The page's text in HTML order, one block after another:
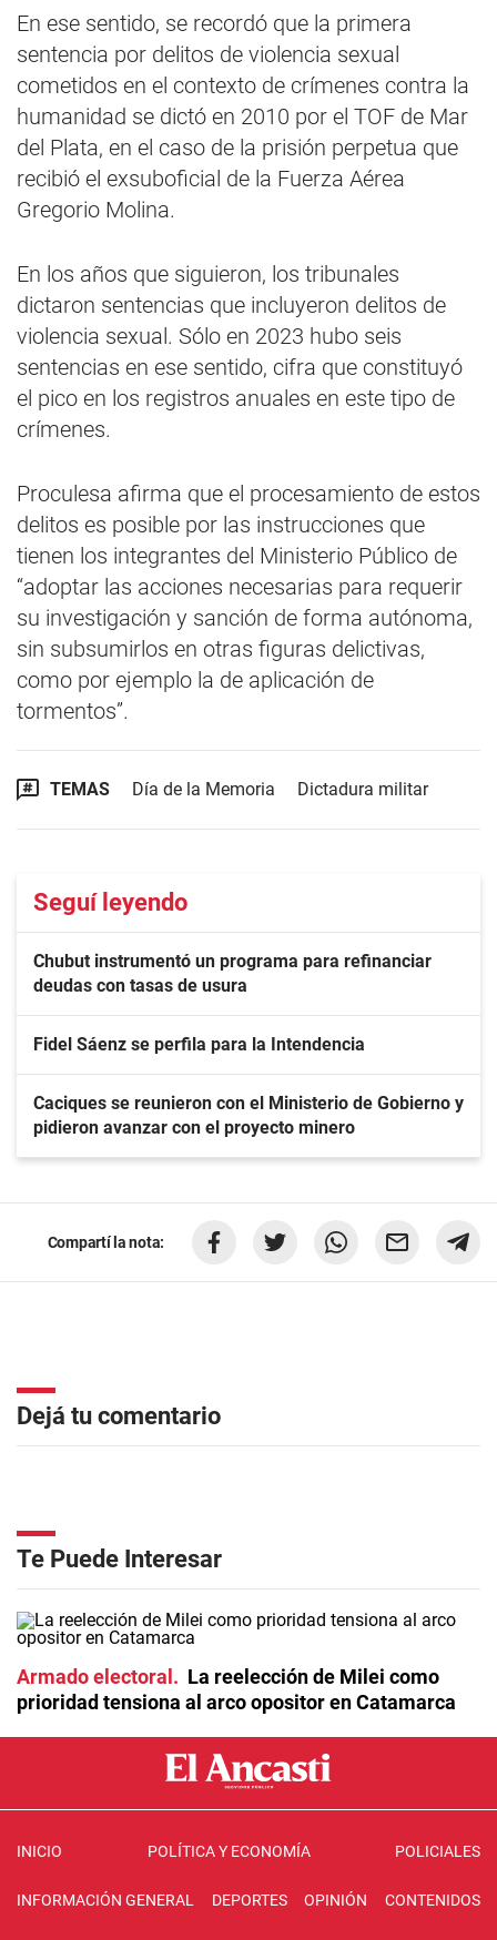
En ese sentido, se recordó que la primera
sentencia por delitos de violencia sexual
cometidos en el contexto de crímenes contra la
humanidad se dictó en 2010 por el TOF de Mar
del Plata, en el caso de la prisión perpetua que
recibió el exsuboficial de la Fuerza Aérea
Gregorio Molina.
En los años que siguieron, los tribunales
dictaron sentencias que incluyeron delitos de
violencia sexual. Sólo en 2023 hubo seis
sentencias en ese sentido, cifra que constituyó
el pico en los registros anuales en este tipo de
crímenes.
Proculesa afirma que el procesamiento de estos
delitos es posible por las instrucciones que
tienen los integrantes del Ministerio Público de
“adoptar las acciones necesarias para requerir
su investigación y sanción de forma autónoma,
sin subsumirlos en otras figuras delictivas,
como por ejemplo la de aplicación de
tormentos”.
TEMAS Día de la Memoria Dictadura militar
Seguí leyendo
Chubut instrumentó un programa para refinanciar
deudas con tasas de usura
Fidel Sáenz se perfila para la Intendencia
Caciques se reunieron con el Ministerio de Gobierno y
pidieron avanzar con el proyecto minero
Compartí la nota:
Dejá tu comentario
Te Puede Interesar
Armado electoral
La reelección de Milei como
prioridad tensiona al arco opositor en Catamarca
INICIO POLÍTICA Y ECONOMÍA POLICIALES
INFORMACIÓN GENERAL DEPORTES OPINIÓN CONTENIDOS